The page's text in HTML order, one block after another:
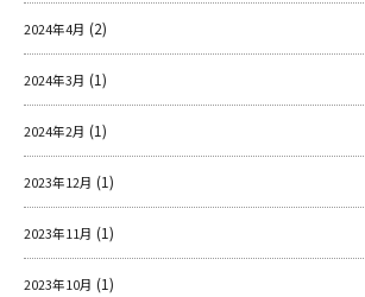
2024年4月 (2)
2024年3月 (1)
2024年2月 (1)
2023年12月 (1)
2023年11月 (1)
2023年10月 (1)